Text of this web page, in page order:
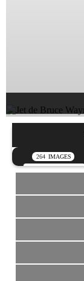
264 IMAGES